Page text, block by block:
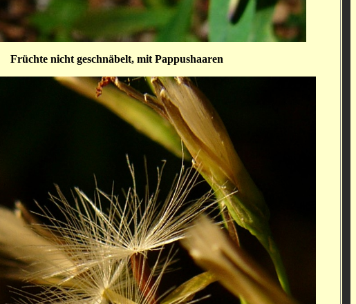
Früchte nicht geschnäbelt, mit Pappushaaren